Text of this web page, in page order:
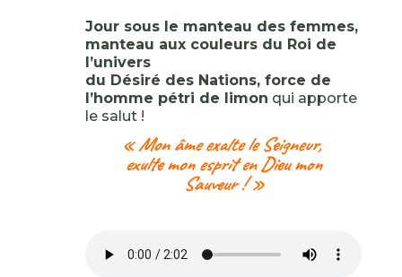
Jour sous le manteau des femmes,
manteau aux couleurs du Roi de
l’univers
du Désiré des Nations, force de
l’homme pétri de limon qui apporte
le salut !
« Mon âme exalte le Seigneur,
exulte mon esprit en Dieu mon
Sauveur ! »